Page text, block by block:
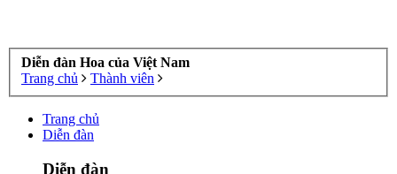
Diễn đàn Hoa của Việt Nam
Trang chủ
Thành viên
Trang chủ
Diễn đàn
Diễn đàn